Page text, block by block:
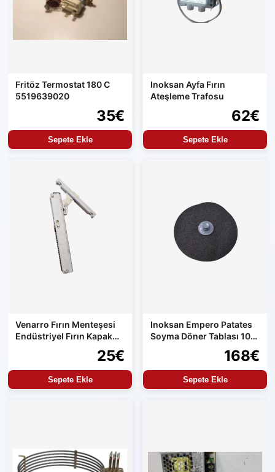
Fritöz Termostat 180 C
5519639020
35€
Sepete Ekle
Inoksan Ayfa Fırın
Ateşleme Trafosu
62€
Sepete Ekle
Venarro Fırın Menteşesi
Endüstriyel Fırın Kapak
Menteşesi Uyumlu Set25€
Sepete Ekle
Inoksan Empero Patates
Soyma Döner Tablası 10
kg Makine Uyumlu168€
Sepete Ekle